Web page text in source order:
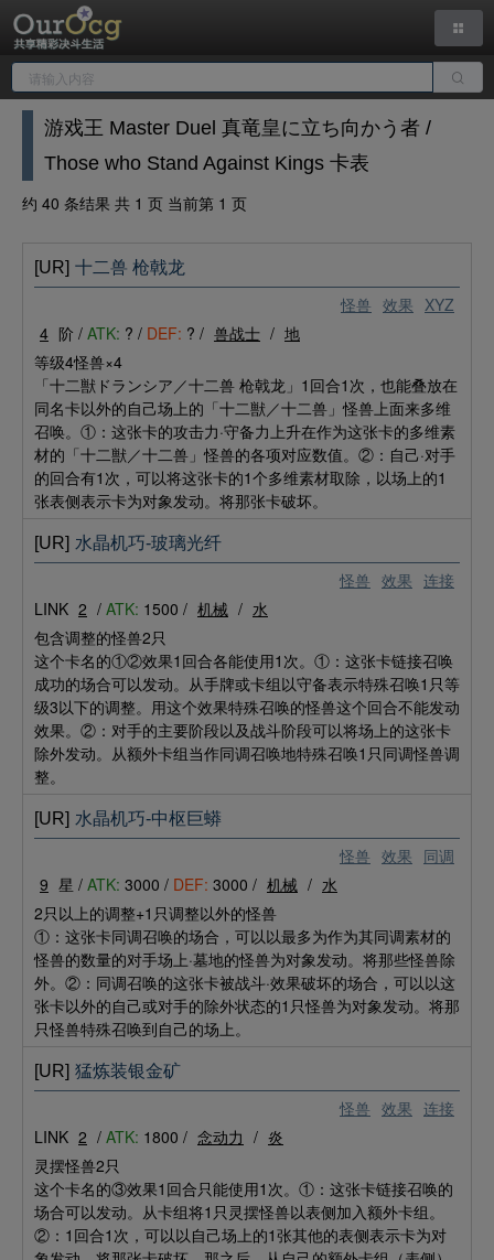
游戏王 Master Duel 真竜皇に立ち向かう者 /
Those who Stand Against Kings 卡表
约 40 条结果 共 1 页 当前第 1 页
怪兽 效果 XYZ
[UR] 十二兽 枪戟龙
4 阶 / ATK: ? / DEF: ? / 兽战士 / 地
等级4怪兽×4
「十二獣ドランシア／十二兽 枪戟龙」1回合1次，也能叠放在
同名卡以外的自己场上的「十二獣／十二兽」怪兽上面来多维
召唤。①：这张卡的攻击力·守备力上升在作为这张卡的多维素
材的「十二獣／十二兽」怪兽的各项对应数值。②：自己·对手
的回合有1次，可以将这张卡的1个多维素材取除，以场上的1
张表侧表示卡为对象发动。将那张卡破坏。
怪兽 效果 连接
[UR] 水晶机巧-玻璃光纤
LINK 2 / ATK: 1500 / 机械 / 水
包含调整的怪兽2只
这个卡名的①②效果1回合各能使用1次。①：这张卡链接召唤
成功的场合可以发动。从手牌或卡组以守备表示特殊召唤1只等
级3以下的调整。用这个效果特殊召唤的怪兽这个回合不能发动
效果。②：对手的主要阶段以及战斗阶段可以将场上的这张卡
除外发动。从额外卡组当作同调召唤地特殊召唤1只同调怪兽调
整。
怪兽 效果 同调
[UR] 水晶机巧-中枢巨蟒
9 星 / ATK: 3000 / DEF: 3000 / 机械 / 水
2只以上的调整+1只调整以外的怪兽
①：这张卡同调召唤的场合，可以以最多为作为其同调素材的
怪兽的数量的对手场上·墓地的怪兽为对象发动。将那些怪兽除
外。②：同调召唤的这张卡被战斗·效果破坏的场合，可以以这
张卡以外的自己或对手的除外状态的1只怪兽为对象发动。将那
只怪兽特殊召唤到自己的场上。
怪兽 效果 连接
[UR] 猛炼装银金矿
LINK 2 / ATK: 1800 / 念动力 / 炎
灵摆怪兽2只
这个卡名的③效果1回合只能使用1次。①：这张卡链接召唤的
场合可以发动。从卡组将1只灵摆怪兽以表侧加入额外卡组。
②：1回合1次，可以以自己场上的1张其他的表侧表示卡为对